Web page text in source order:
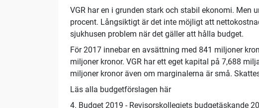
VGR har en i grunden stark och stabil ekonomi. Men
procent. Långsiktigt är det inte möjligt att
sjukhusen problem när det gäller att hålla budget.
För 2017 innebar en avsättning med 841 miljoner
miljoner kronor. VGR har ett eget kapital på 7,688
miljoner kronor även om marginalerna är små.
Läs alla budgetförslagen här
4. Budget 2019 - Revisorskollegiets budgetäskande